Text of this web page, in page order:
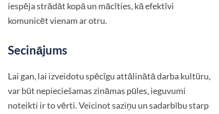
iespēja strādāt kopā un mācīties, kā efektīvi
komunicēt vienam ar otru.
Secinājums
Lai gan, lai izveidotu spēcīgu attālinātā darba kultūru,
var būt nepieciešamas zināmas pūles, ieguvumi
noteikti ir to vērti. Veicinot saziņu un sadarbību starp